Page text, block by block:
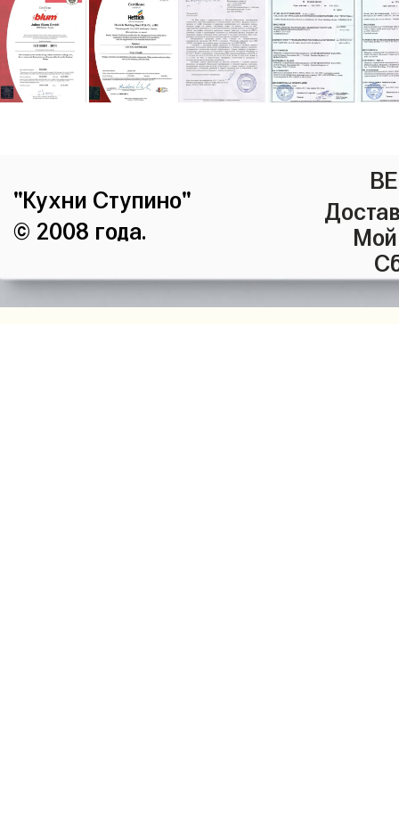
"Кухни Ступино"
© 2008 года.